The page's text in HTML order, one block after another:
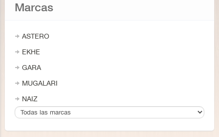
Marcas
ASTERO
EKHE
GARA
MUGALARI
NAIZ